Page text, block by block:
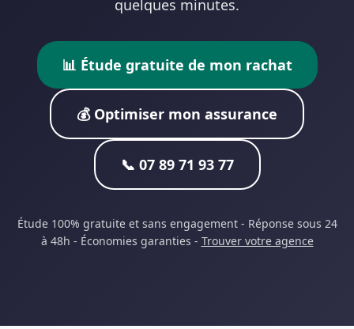
quelques minutes.
📊 Étude gratuite de mon rachat
💰 Optimiser mon assurance
📞 07 89 71 93 77
Étude 100% gratuite et sans engagement - Réponse sous 24
à 48h - Économies garanties - Trouver votre agence